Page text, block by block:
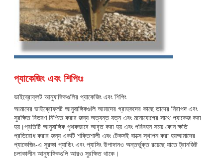
প্যাকেজিং এবং শিপিংঃ
ভাইব্রোফ্লট আনুষাঙ্গিকগুলির প্যাকেজিং এবং শিপিং
আমাদের ভাইব্রোফ্লট আনুষাঙ্গিকগুলি আমাদের গ্রাহকদের কাছে তাদের নিরাপদ এবং
সুরক্ষিত বিতরণ নিশ্চিত করার জন্য অত্যন্ত যত্ন এবং মনোযোগের সাথে প্যাকেজ করা
হয়।প্রতিটি আনুষাঙ্গিক পৃথকভাবে আবৃত করা হয় এবং পরিবহন সময় কোন ক্ষতি
প্রতিরোধ করার জন্য একটি শক্তিশালী এবং টেকসই বাক্সে স্থাপন করা হয়আমাদের
প্যাকেজিং-এ সুরক্ষা প্যাডিং এবং প্যাসিং উপাদানও অন্তর্ভুক্ত রয়েছে যাতে ট্রানজিট
চলাকালীন আনুষাঙ্গিকগুলি আরও সুরক্ষিত থাকে।